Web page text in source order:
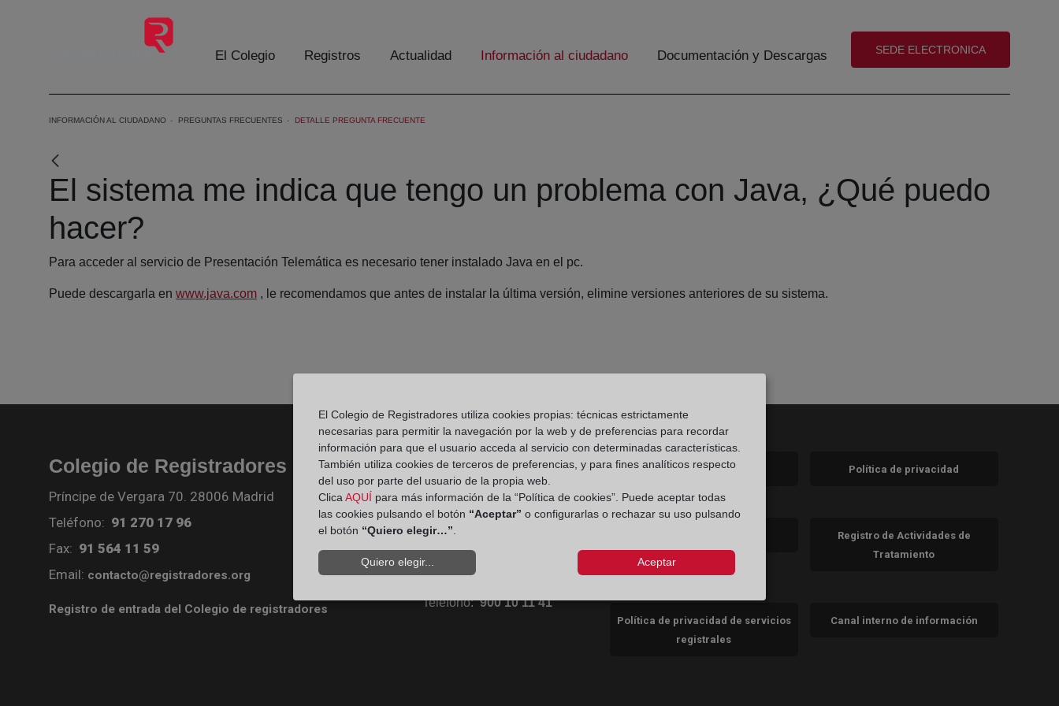
Saltar al contenido principal
El Colegio Registros Actualidad Información al ciudadano Documentación y Descargas (abre en nueva ventana)
SEDE ELECTRONICA
INFORMACIÓN AL CIUDADANO PREGUNTAS FRECUENTES DETALLE PREGUNTA FRECUENTE
El sistema me indica que tengo un problema con Java, ¿Qué puedo
hacer?
Para acceder al servicio de Presentación Telemática es necesario tener instalado Java en el pc.
Puede descargarla en www.java.com , le recomendamos que antes de instalar la última versión, elimine versiones anteriores de su sistema.
Colegio de Registradores
Príncipe de Vergara 70. 28006 Madrid
Teléfono: 91 270 17 96
Fax: 91 564 11 59
Email: contacto@registradores.org
Registro de entrada del Colegio de registradores
Ir a facebook (abre en ventana nueva)
Ir a twitter (abre en ventana nueva)
Ir a YouTube (abre en ventana nueva)
Ir a Linkedin (abre en ventana nueva)
Teléfono:900 10 11 41
Aviso legal Política de privacidad
Registro de Actividades de
Tratamiento
Política de privacidad de servicios
registrales
Canal interno de información
El Colegio de Registradores utiliza cookies propias: técnicas estrictamente
necesarias para permitir la navegación por la web y de preferencias para recordar
información para que el usuario acceda al servicio con determinadas características.
También utiliza cookies de terceros de preferencias, y para fines analíticos respecto
del uso por parte del usuario de la propia web.
Clica AQUÍ para más información de la “Política de cookies”. Puede aceptar todas
las cookies pulsando el botón “Aceptar” o configurarlas o rechazar su uso pulsando
el botón “Quiero elegir…”
Quiero elegir... Aceptar